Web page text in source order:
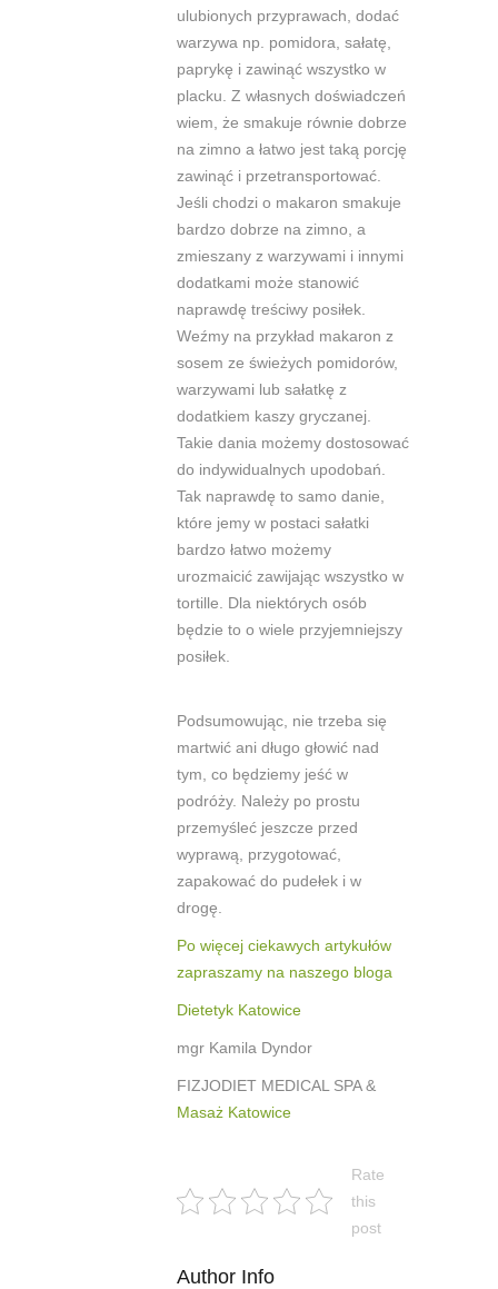
ulubionych przyprawach, dodać
warzywa np. pomidora, sałatę,
paprykę i zawinąć wszystko w
placku. Z własnych doświadczeń
wiem, że smakuje równie dobrze
na zimno a łatwo jest taką porcję
zawinąć i przetransportować.
Jeśli chodzi o makaron smakuje
bardzo dobrze na zimno, a
zmieszany z warzywami i innymi
dodatkami może stanowić
naprawdę treściwy posiłek.
Weźmy na przykład makaron z
sosem ze świeżych pomidorów,
warzywami lub sałatkę z
dodatkiem kaszy gryczanej.
Takie dania możemy dostosować
do indywidualnych upodobań.
Tak naprawdę to samo danie,
które jemy w postaci sałatki
bardzo łatwo możemy
urozmaicić zawijając wszystko w
tortille. Dla niektórych osób
będzie to o wiele przyjemniejszy
posiłek.
Podsumowując, nie trzeba się
martwić ani długo głowić nad
tym, co będziemy jeść w
podróży. Należy po prostu
przemyśleć jeszcze przed
wyprawą, przygotować,
zapakować do pudełek i w
drogę.
Po więcej ciekawych artykułów
zapraszamy na naszego bloga
Dietetyk Katowice
mgr Kamila Dyndor
FIZJODIET MEDICAL SPA &
Masaż Katowice
Rate
this
post
Author Info